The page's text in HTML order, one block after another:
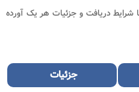
شرایط دریافت و جزئیات هر یک آورده
جزئیات